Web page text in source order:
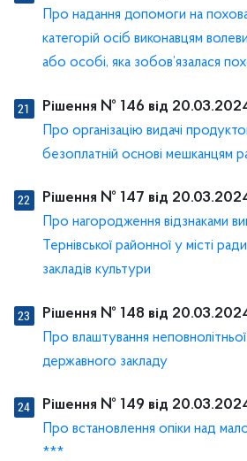
Про надання допомоги на
категорій осіб виконавцям
або особі, яка зобов’язалася
Рішення № 146 від
Про організацію видачі
безоплатній основі мешканцям
Рішення № 147 від
Про нагородження відзнаками
Тернівської районної у місті ради
закладів культури
Рішення № 148 від
Про влаштування
державного закладу
Рішення № 149 від
Про встановлення опіки над
***